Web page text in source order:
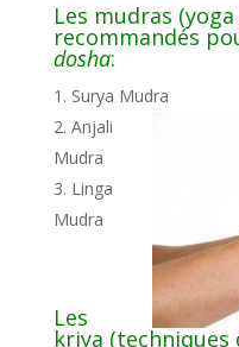
Les mudras
recommandés
dosha:
Surya Mudra
Anjali
Mudra
Linga
Mudra
Les
kriya